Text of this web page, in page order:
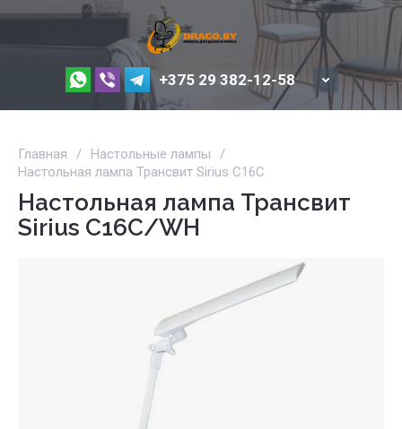
+375 29 382-12-58
Главная / Настольные лампы
/
Настольная лампа Трансвит Sirius C16C
Настольная лампа Трансвит
Sirius C16C/WH